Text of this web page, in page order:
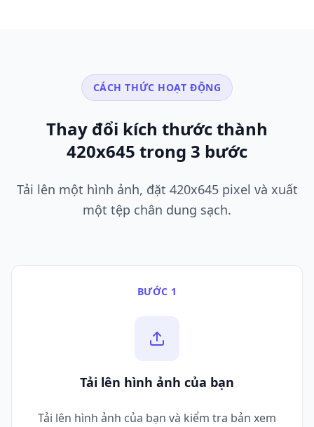
CÁCH THỨC HOẠT ĐỘNG
Thay đổi kích thước thành
420x645 trong 3 bước
Tải lên một hình ảnh, đặt 420x645 pixel và xuất
một tệp chân dung sạch.
BƯỚC 1
Tải lên hình ảnh của bạn
Tải lên hình ảnh của bạn và kiểm tra bản xem